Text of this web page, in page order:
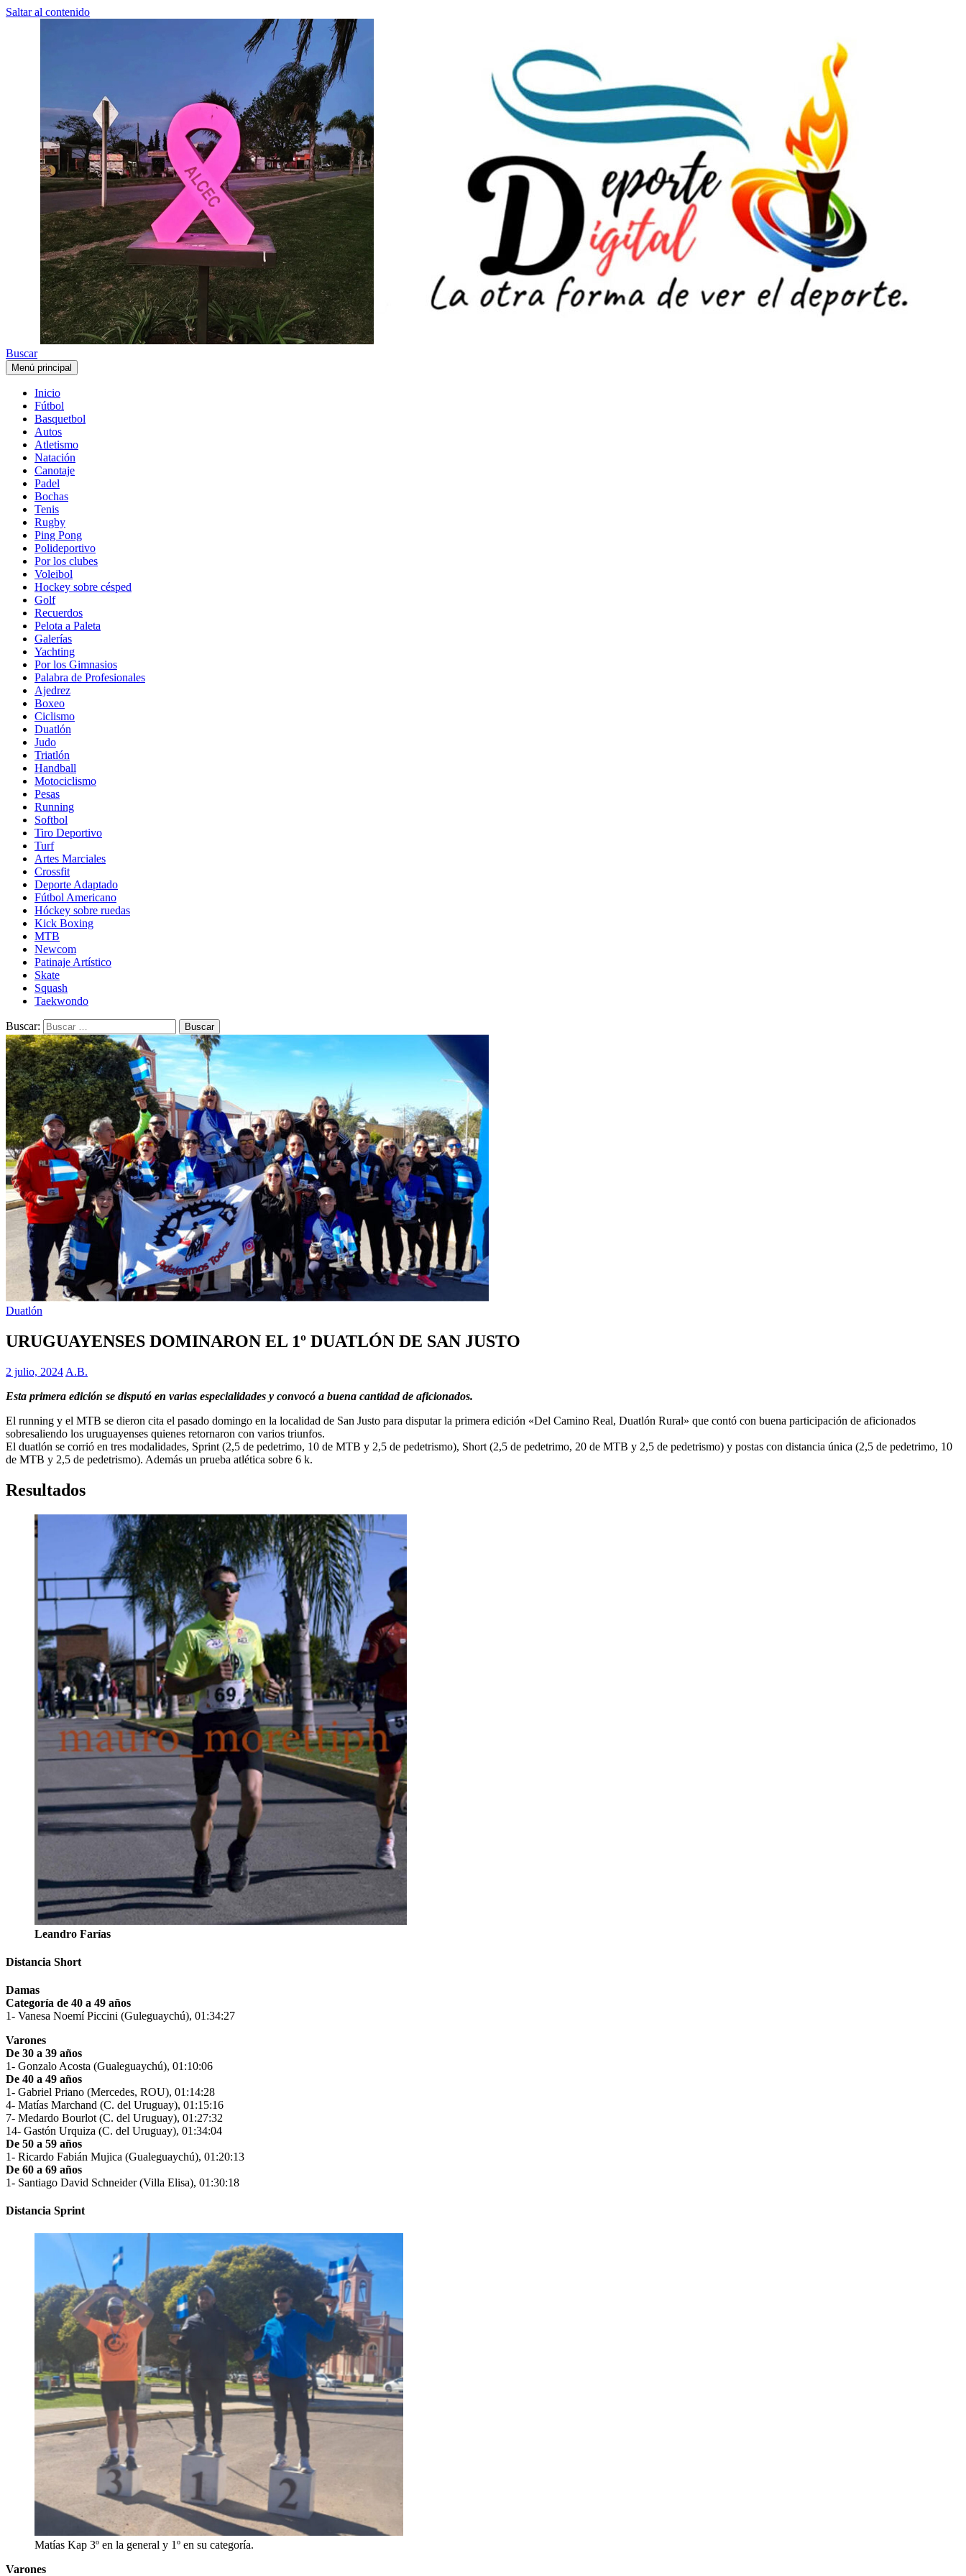
Saltar al contenido
Buscar
Menú principal
Inicio
Fútbol
Basquetbol
Autos
Atletismo
Natación
Canotaje
Padel
Bochas
Tenis
Rugby
Ping Pong
Polideportivo
Por los clubes
Voleibol
Hockey sobre césped
Golf
Recuerdos
Pelota a Paleta
Galerías
Yachting
Por los Gimnasios
Palabra de Profesionales
Ajedrez
Boxeo
Ciclismo
Duatlón
Judo
Triatlón
Handball
Motociclismo
Pesas
Running
Softbol
Tiro Deportivo
Turf
Artes Marciales
Crossfit
Deporte Adaptado
Fútbol Americano
Hóckey sobre ruedas
Kick Boxing
MTB
Newcom
Patinaje Artístico
Skate
Squash
Taekwondo
Buscar:
Duatlón
URUGUAYENSES DOMINARON EL 1º DUATLÓN DE SAN JUSTO
2 julio, 2024 A.B.
Esta primera edición se disputó en varias especialidades y convocó a buena cantidad de aficionados.
El running y el MTB se dieron cita el pasado domingo en la localidad de San Justo para disputar la primera edición «Del Camino Real, Duatlón Rural» que contó con buena participación de aficionados
sobresaliendo los uruguayenses quienes retornaron con varios triunfos.
El duatlón se corrió en tres modalidades, Sprint (2,5 de pedetrimo, 10 de MTB y 2,5 de pedetrismo), Short (2,5 de pedetrimo, 20 de MTB y 2,5 de pedetrismo) y postas con distancia única (2,5 de pedetrimo, 10
de MTB y 2,5 de pedetrismo). Además un prueba atlética sobre 6 k.
Resultados
Leandro Farías
Distancia Short
Damas
Categoría de 40 a 49 años
1- Vanesa Noemí Piccini (Guleguaychú), 01:34:27
Varones
De 30 a 39 años
1- Gonzalo Acosta (Gualeguaychú), 01:10:06
De 40 a 49 años
1- Gabriel Priano (Mercedes, ROU), 01:14:28
4- Matías Marchand (C. del Uruguay), 01:15:16
7- Medardo Bourlot (C. del Uruguay), 01:27:32
14- Gastón Urquiza (C. del Uruguay), 01:34:04
De 50 a 59 años
1- Ricardo Fabián Mujica (Gualeguaychú), 01:20:13
De 60 a 69 años
1- Santiago David Schneider (Villa Elisa), 01:30:18
Distancia Sprint
Matías Kap 3º en la general y 1º en su categoría.
Varones